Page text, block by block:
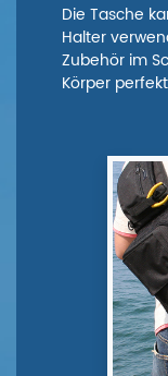
Die Tasche
Halter
Zubehör im
Körper